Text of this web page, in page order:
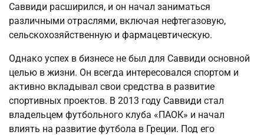
Саввиди расширился, и он начал заниматься
различными отраслями, включая нефтегазовую,
сельскохозяйственную и фармацевтическую.
Однако успех в бизнесе не был для Саввиди основной
целью в жизни. Он всегда интересовался спортом и
активно вкладывал свои средства в развитие
спортивных проектов. В 2013 году Саввиди стал
владельцем футбольного клуба «ПАОК» и начал
влиять на развитие футбола в Греции. Под его